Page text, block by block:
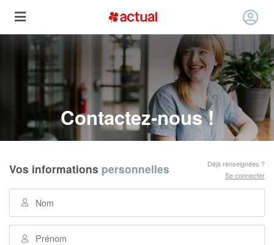
Contactez-nous !
Vos informations personnelles
Déjà renseignées ?
Se connecter